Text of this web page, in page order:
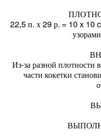
22,5 п. х 29 р. = 10 x 10
Из-за разной плотности
части кокетки